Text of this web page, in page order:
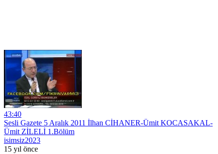
43:40
Sesli Gazete 5 Aralık 2011 İlhan CİHANER-Ümit KOCASAKAL-
Ümit ZİLELİ 1.Bölüm
isimsiz2023
15 yıl önce